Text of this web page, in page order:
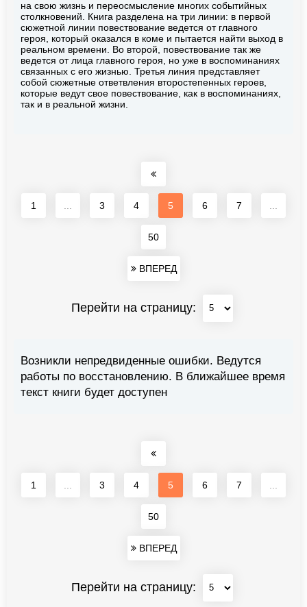
на свою жизнь и переосмысление многих событийных
столкновений. Книга разделена на три линии: в первой
сюжетной линии повествование ведется от главного
героя, который оказался в коме и пытается найти выход в
реальном времени. Во второй, повествование так же
ведется от лица главного героя, но уже в воспоминаниях
связанных с его жизнью. Третья линия представляет
собой сюжетные ответвления второстепенных героев,
которые ведут свое повествование, как в воспоминаниях,
так и в реальной жизни.
1 3 4 5 6 7
50
ВПЕРЕД
Перейти на страницу:
Возникли непредвиденные ошибки. Ведутся
работы по восстановлению. В ближайшее время
текст книги будет доступен
1 3 4 5 6 7
50
ВПЕРЕД
Перейти на страницу: